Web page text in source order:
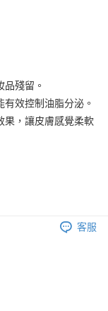
寫上訂單編號後電郵至
有提供存款單據的訂
，有關訂單將被取消。
殘留。
效控制油脂分泌。
果，讓皮膚感覺柔軟
客服